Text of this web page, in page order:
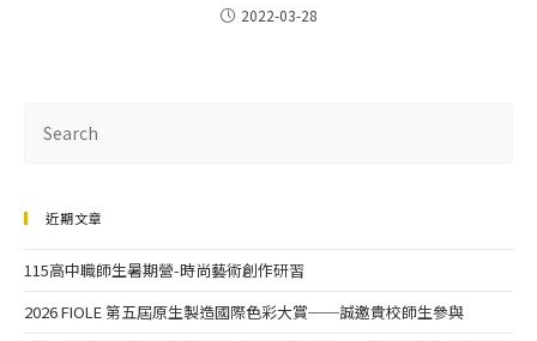
2022-03-28
近期文章
115高中職師生暑期營-時尚藝術創作研習
2026 FIOLE 第五屆原生製造國際色彩大賞──誠邀貴校師生參與